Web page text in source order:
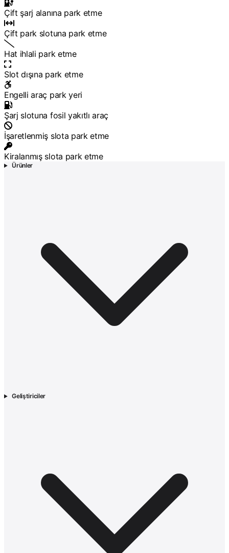
Çift şarj alanına park etme
Çift park slotuna park etme
Hat ihlali park etme
Slot dışına park etme
Engelli araç park yeri
Şarj slotuna fosil yakıtlı araç
İşaretlenmiş slota park etme
Kiralanmış slota park etme
Ürünler
Geliştiriciler